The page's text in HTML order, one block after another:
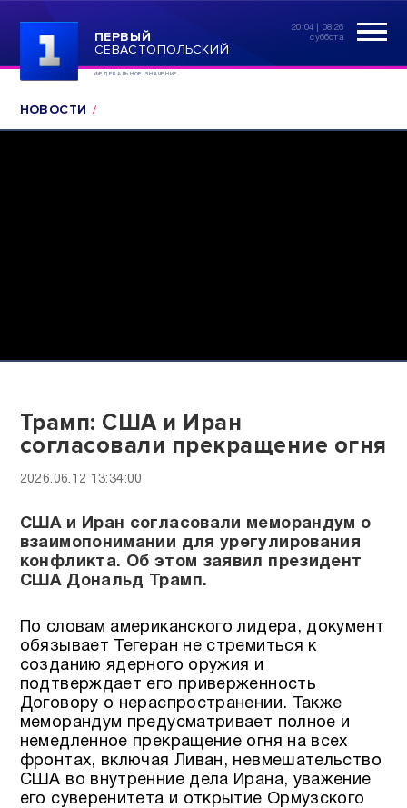
ПЕРВЫЙ
СЕВАСТОПОЛЬСКИЙ
ФЕДЕРАЛЬНОЕ ЗНАЧЕНИЕ
20:04 | 08.26
суббота
НОВОСТИ
Трамп: США и Иран
согласовали прекращение огня
2026.06.12 13:34:00
США и Иран согласовали меморандум о
взаимопонимании для урегулирования
конфликта. Об этом заявил президент
США Дональд Трамп.
По словам американского лидера, документ
обязывает Тегеран не стремиться к
созданию ядерного оружия и
подтверждает его приверженность
Договору о нераспространении. Также
меморандум предусматривает полное и
немедленное прекращение огня на всех
фронтах, включая Ливан, невмешательство
США во внутренние дела Ирана, уважение
его суверенитета и открытие Ормузского